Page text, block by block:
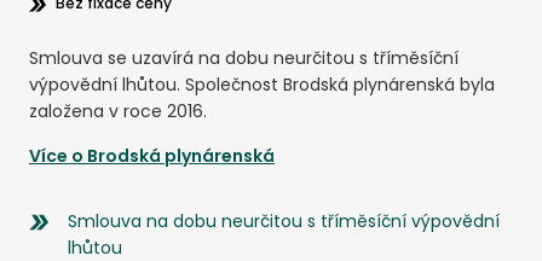
Smlouva se uzavírá na dobu neurčitou s tříměsíční
výpovědní lhůtou. Společnost Brodská plynárenská byla
založena v roce 2016.
Více o Brodská plynárenská
Smlouva na dobu neurčitou s tříměsíční výpovědní
lhůtou